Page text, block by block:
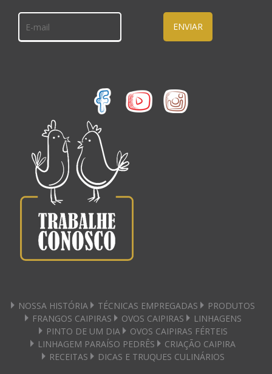
ENVIAR
NOSSA HISTÓRIA TÉCNICAS EMPREGADAS
PRODUTOS
FRANGOS CAIPIRAS
OVOS CAIPIRAS
LINHAGENS
PINTO DE UM DIA
OVOS CAIPIRAS FÉRTEIS
LINHAGEM PARAÍSO PEDRÊS
CRIAÇÃO CAIPIRA
RECEITAS
DICAS E TRUQUES CULINÁRIOS